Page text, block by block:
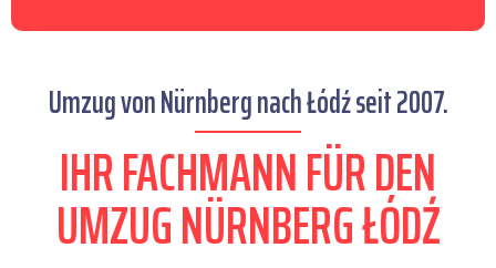
Umzug von Nürnberg nach Łódź seit 2007.
IHR FACHMANN FÜR DEN
UMZUG NÜRNBERG ŁÓDŹ